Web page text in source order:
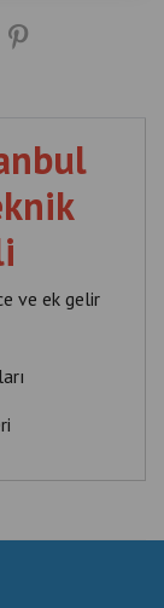
ve ek gelir